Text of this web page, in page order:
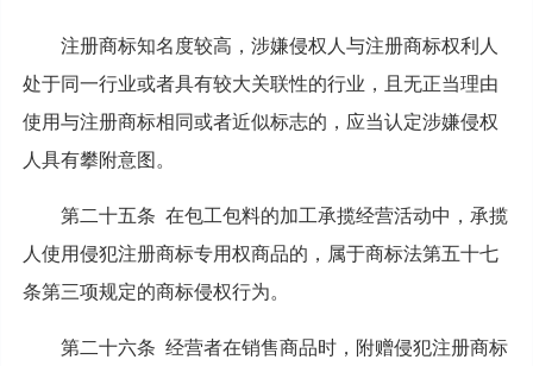
注册商标知名度较高，涉嫌侵权人与注册商标权利人
处于同一行业或者具有较大关联性的行业，且无正当理由
使用与注册商标相同或者近似标志的，应当认定涉嫌侵权
人具有攀附意图。
第二十五条 在包工包料的加工承揽经营活动中，承揽
人使用侵犯注册商标专用权商品的，属于商标法第五十七
条第三项规定的商标侵权行为。
第二十六条 经营者在销售商品时，附赠侵犯注册商标